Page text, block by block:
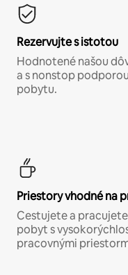
Rezervujte s istotou
Hodnotené našou
a s nonstop
pobytu.
Priestory vhodné na
Cestujete a
pobyt s
pracovnými